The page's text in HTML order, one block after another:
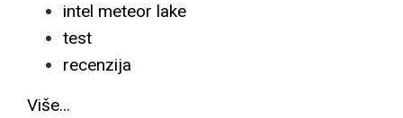
intel meteor lake
test
recenzija
Više...